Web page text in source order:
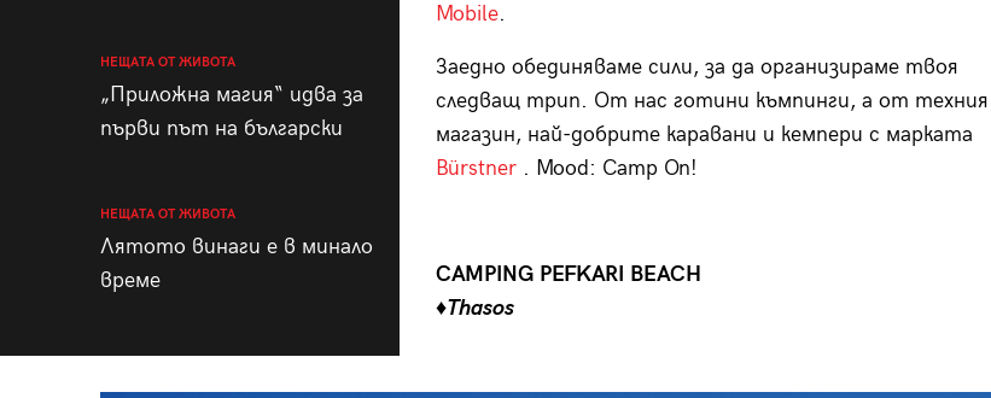
НЕЩАТА ОТ ЖИВОТА
„Приложна магия“ идва за
първи път на български
НЕЩАТА ОТ ЖИВОТА
Лятото винаги е в минало
време
Mobile.
Заедно обединяваме сили, за да организираме твоя
следващ трип. От нас готини къмпинги, а от техния
магазин, най-добрите каравани и кемпери с марката
Bürstner . Mood: Camp On!
CAMPING PEFKARI BEACH
♦Thasos